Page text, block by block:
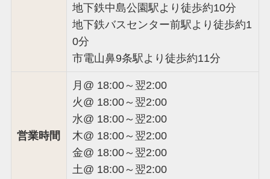
地下鉄中島公園駅より徒歩約10分
地下鉄バスセンター前駅より徒歩約1
0分
市電山鼻9条駅より徒歩約11分
営業時間
月@ 18:00～翌2:00
火@ 18:00～翌2:00
水@ 18:00～翌2:00
木@ 18:00～翌2:00
金@ 18:00～翌2:00
土@ 18:00～翌2:00